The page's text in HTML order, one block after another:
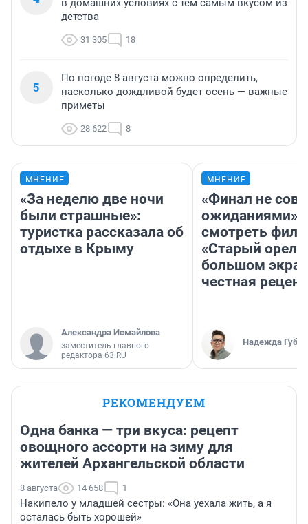
детства
31 305 18
5
По погоде 8 августа можно определить,
насколько дождливой будет осень — важные
приметы
28 622 8
МНЕНИЕ
«За неделю две ночи
были страшные»:
туристка рассказала об
отдыхе в Крыму
Александра Исмайлова
заместитель главного
редактора 63.RU
МНЕНИЕ
«Финал не
ожиданиями»:
смотреть
«Старый орел»
большом
честная
Надежда
РЕКОМЕНДУЕМ
Одна банка — три вкуса: рецепт
овощного ассорти на зиму для
жителей Архангельской области
8 августа 14 658 1
Накипело у младшей сестры: «Она уехала жить, а я
осталась быть хорошей»